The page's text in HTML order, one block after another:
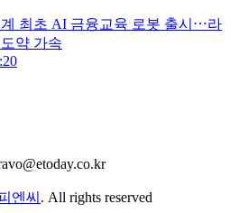
최초 AI 금융교육 로봇 출시⋯라
약 가속
엔씨 . All rights reserved